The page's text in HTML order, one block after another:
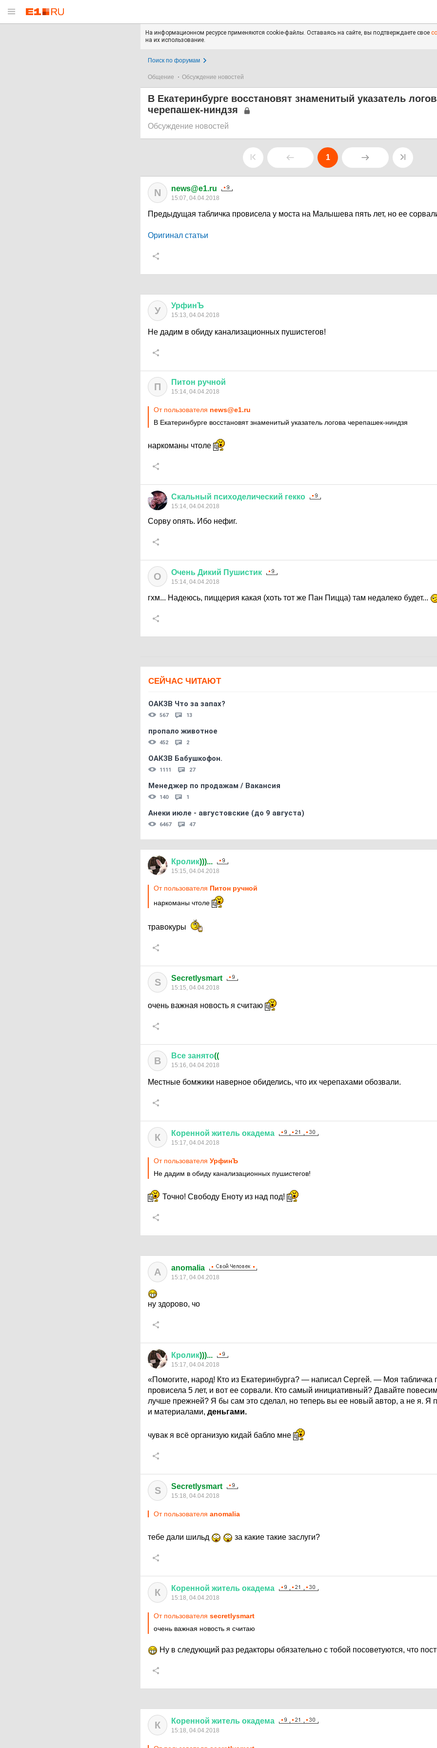
На информационном ресурсе применяются cookie-файлы. Оставаясь на сайте, вы подтверждаете свое
на их использование.
Поиск по форумам
Общение Обсуждение новостей
В Екатеринбурге восстановят знаменитый указатель
черепашек-ниндзя
Обсуждение новостей
1
N news@e1.ru
15:07, 04.04.2018
Предыдущая табличка провисела у моста на Малышева пять лет, но ее
Оригинал статьи
У УрфинЪ
15:13, 04.04.2018
Не дадим в обиду канализационных пушистегов!
П Питон ручной
15:14, 04.04.2018
От пользователя news@e1.ru
В Екатеринбурге восстановят знаменитый указатель логова черепашек-ниндзя
наркоманы чтоле
Скальный психоделический гекко
15:14, 04.04.2018
Сорву опять. Ибо нефиг.
О Очень Дикий Пушистик
15:14, 04.04.2018
гхм... Надеюсь, пиццерия какая (хоть тот же Пан Пицца) там недалеко будет...
СЕЙЧАС ЧИТАЮТ
ОАКЗВ Что за запах?
567 13
пропало животное
452 2
ОАКЗВ Бабушкофон.
1111 27
Менеджер по продажам / Вакансия
140 1
Анеки июле - августовские (до 9 августа)
6467 47
Кролик)))...
15:15, 04.04.2018
От пользователя Питон ручной
наркоманы чтоле
травокуры
S Secretlysmart
15:15, 04.04.2018
очень важная новость я считаю
В Все занято((
15:16, 04.04.2018
Местные бомжики наверное обиделись, что их черепахами обозвали.
К Коренной житель окадема
15:17, 04.04.2018
От пользователя УрфинЪ
Не дадим в обиду канализационных пушистегов!
Точно! Свободу Еноту из над под!
A anomalia
15:17, 04.04.2018
ну здорово, чо
Кролик)))...
15:17, 04.04.2018
«Помогите, народ! Кто из Екатеринбурга? — написал Сергей. — Моя табличка
провисела 5 лет, и вот ее сорвали. Кто самый инициативный? Давайте
лучше прежней? Я бы сам это сделал, но теперь вы ее новый автор, а не я. Я
и материалами, деньгами.
чувак я всё организую кидай бабло мне
S Secretlysmart
15:18, 04.04.2018
От пользователя anomalia
тебе дали шильд за какие такие заслуги?
К Коренной житель окадема
15:18, 04.04.2018
От пользователя secretlysmart
очень важная новость я считаю
Ну в следующий раз редакторы обязательно с тобой посоветуются, что
К Коренной житель окадема
15:18, 04.04.2018